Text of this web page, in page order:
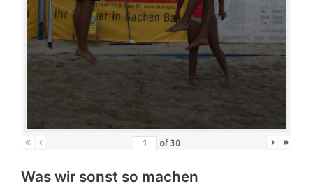
« ‹ of 30 › »
Was wir sonst so machen